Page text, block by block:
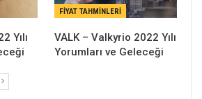
Yılı
FIYAT TAHMINLERI
VALK – Valkyrio 2022 Yılı
Yorumları ve Geleceği